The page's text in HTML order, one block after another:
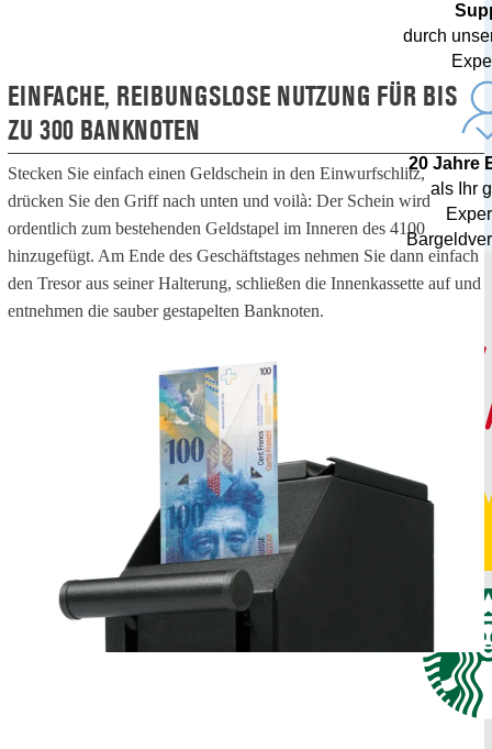
EINFACHE, REIBUNGSLOSE NUTZUNG FÜR BIS
ZU 300 BANKNOTEN
Stecken Sie einfach einen Geldschein in den Einwurfschlitz,
drücken Sie den Griff nach unten und voilà: Der Schein wird
ordentlich zum bestehenden Geldstapel im Inneren des 4100
hinzugefügt. Am Ende des Geschäftstages nehmen Sie dann einfach
den Tresor aus seiner Halterung, schließen die Innenkassette auf und
entnehmen die sauber gestapelten Banknoten.
durch
20 Jahre
als Ihr